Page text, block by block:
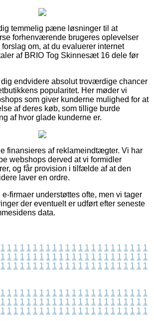
temmelig pæne løsninger til at
forhenværende brugeres oplevelser
om, at du evaluerer internet
af BRIO Tog Skinnesæt 16 dele før
endvidere absolut troværdige chancer
popularitet. Her møder vi
som giver kunderne mulighed for at
af deres køb, som tillige burde
af hvor glade kunderne er.
finansieres af reklameindtægter. Vi har
webshops derved at vi formidler
og får provision i tilfælde af at den
laver en ordre.
firmaer understøttes ofte, men vi tager
der eventuelt er udført efter seneste
data.
1 1 1 1 1 1 1 1 1 1 1 1 1 1 1 1 1 1 1 1 1 1 1
1 1 1 1 1 1 1 1 1 1 1 1 1 1 1 1 1 1 1 1 1 1 1
1 1 1 1 1 1 1 1 1 1 1 1 1 1 1 1 1 1 1 1 1 1 1
1 1 1 1 1 1 1 1 1 1 1 1 1 1 1 1 1 1 1 1 1 1 1
1 1 1 1 1 1 1 1 1 1 1 1 1 1 1 1 1 1 1 1 1 1 1
1 1 1 1 1 1 1 1 1 1 1 1 1 1 1 1 1 1 1 1 1 1 1